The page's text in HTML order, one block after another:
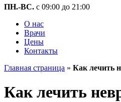
ПН.-ВС. с 09:00 до 21:00
О нас
Врачи
Цены
Контакты
Главная страница » Как лечить
Как лечить